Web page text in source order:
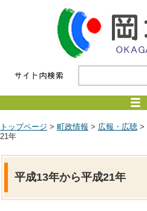
トップページ > 町政情報 > 広報・広聴 >
21年
平成13年から平成21年